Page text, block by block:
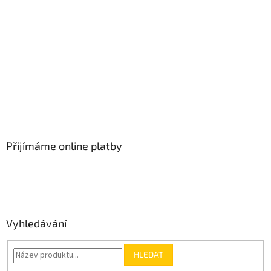
Přijímáme online platby
Vyhledávání
HLEDAT